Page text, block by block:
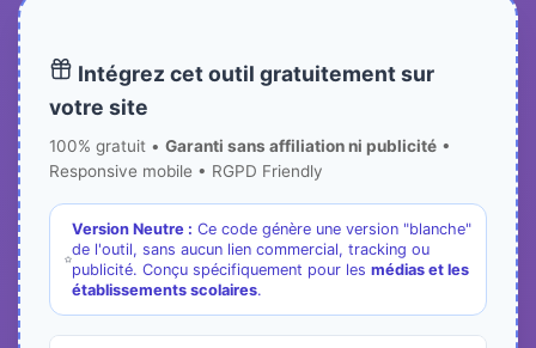
Intégrez cet outil gratuitement sur
votre site
100% gratuit • Garanti sans affiliation ni publicité •
Responsive mobile • RGPD Friendly
Version Neutre : Ce code génère une version "blanche"
de l'outil, sans aucun lien commercial, tracking ou
publicité. Conçu spécifiquement pour les médias et les
établissements scolaires.